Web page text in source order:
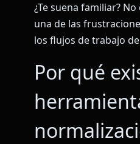
¿Te suena familiar?
una de las
los flujos de trabajo
Por qué